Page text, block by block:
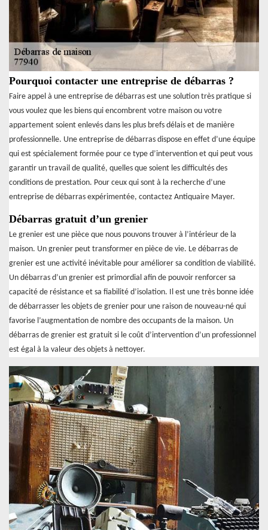
Pourquoi contacter une entreprise de débarras ?
Faire appel à une entreprise de débarras est une solution très pratique si
vous voulez que les biens qui encombrent votre maison ou votre
appartement soient enlevés dans les plus brefs délais et de manière
professionnelle. Une entreprise de débarras dispose en effet d’une équipe
qui est spécialement formée pour ce type d’intervention et qui peut vous
garantir un travail de qualité, quelles que soient les difficultés des
conditions de prestation. Pour ceux qui sont à la recherche d’une
entreprise de débarras expérimentée, contactez Antiquaire Mayer.
Débarras gratuit d’un grenier
Le grenier est une pièce que nous pouvons trouver à l’intérieur de la
maison. Un grenier peut transformer en pièce de vie. Le débarras de
grenier est une activité inévitable pour améliorer sa condition de viabilité.
Un débarras d’un grenier est primordial afin de pouvoir renforcer sa
capacité de résistance et sa fiabilité d’isolation. Il est une très bonne idée
de débarrasser les objets de grenier pour une raison de nouveau-né qui
favorise l’augmentation de nombre des occupants de la maison. Un
débarras de grenier est gratuit si le coût d’intervention d’un professionnel
est égal à la valeur des objets à nettoyer.